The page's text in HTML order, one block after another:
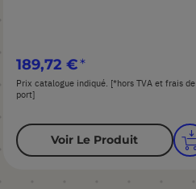
189,72 €
Prix catalogue indiqué. [*hors TVA et frais de
port]
Voir Le Produit